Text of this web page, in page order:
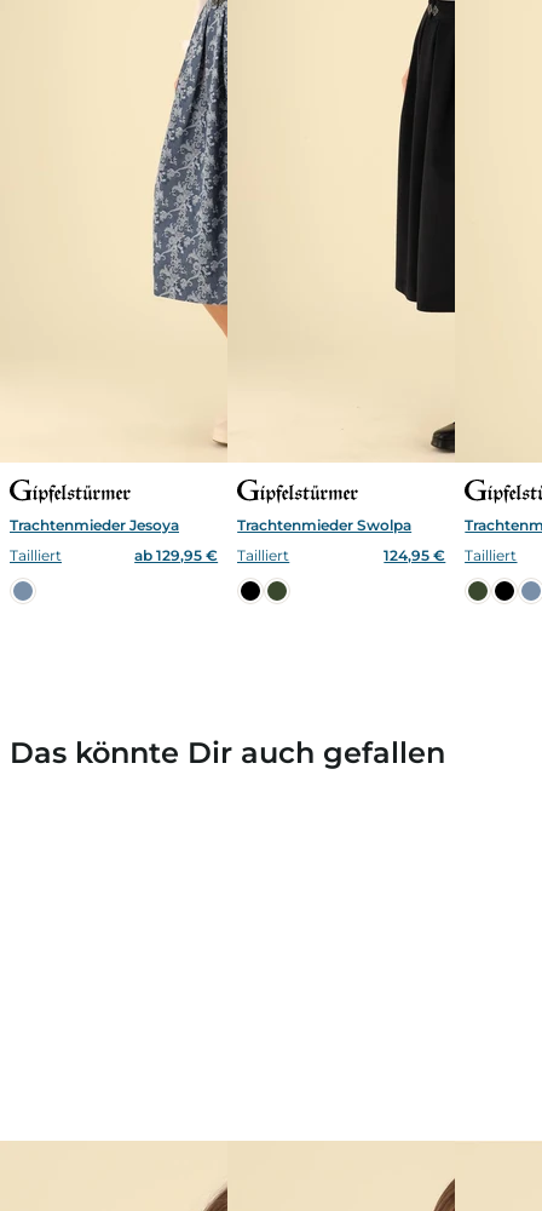
Trachtenmieder Jesoya
Tailliert
ab 129,95 €
Trachtenmieder Swolpa
Tailliert
124,95 €
Tailliert
Das könnte Dir auch gefallen